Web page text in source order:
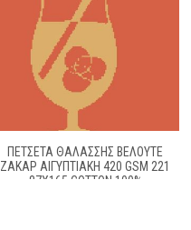
ΠΕΤΣΕΤΑ ΘΑΛΑΣΣΗΣ ΒΕΛΟΥΤΕ
ΖΑΚΆΡ ΑΙΓΥΠΤΙΑΚΉ 420 GSM 221
87X165 COTTON 100%